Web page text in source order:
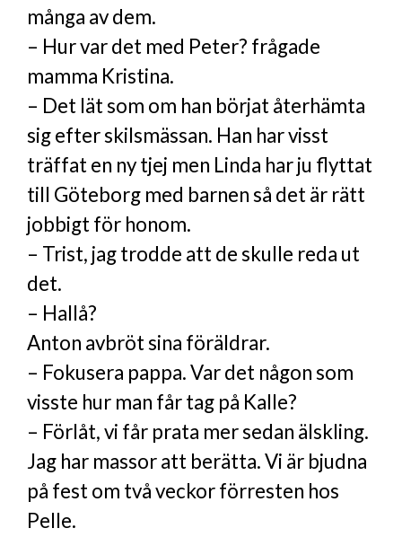
många av dem.
– Hur var det med Peter? frågade
mamma Kristina.
– Det lät som om han börjat återhämta
sig efter skilsmässan. Han har visst
träffat en ny tjej men Linda har ju flyttat
till Göteborg med barnen så det är rätt
jobbigt för honom.
– Trist, jag trodde att de skulle reda ut
det.
– Hallå?
Anton avbröt sina föräldrar.
– Fokusera pappa. Var det någon som
visste hur man får tag på Kalle?
– Förlåt, vi får prata mer sedan älskling.
Jag har massor att berätta. Vi är bjudna
på fest om två veckor förresten hos
Pelle.